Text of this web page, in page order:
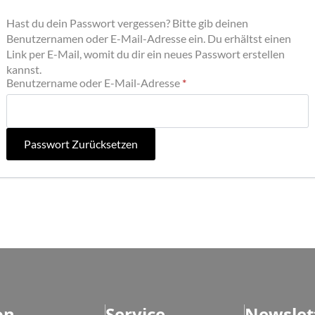
Hast du dein Passwort vergessen? Bitte gib deinen
Benutzernamen oder E-Mail-Adresse ein. Du erhältst einen
Link per E-Mail, womit du dir ein neues Passwort erstellen
kannst.
Benutzername oder E-Mail-Adresse *Erforderlich
Passwort Zurücksetzen